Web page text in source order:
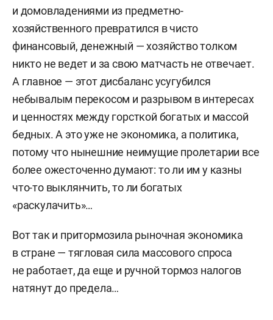
и домовладениями из предметно-
хозяйственного превратился в чисто
финансовый, денежный — хозяйство толком
никто не ведет и за свою матчасть не отвечает.
А главное — этот дисбаланс усугубился
небывалым перекосом и разрывом в интересах
и ценностях между горсткой богатых и массой
бедных. А это уже не экономика, а политика,
потому что нынешние неимущие пролетарии все
более ожесточенно думают: то ли им у казны
что-то выклянчить, то ли богатых
«раскулачить»…
Вот так и притормозила рыночная экономика
в стране — тягловая сила массового спроса
не работает, да еще и ручной тормоз налогов
натянут до предела…